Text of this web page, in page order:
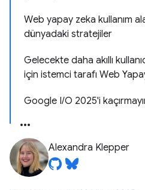
Web yapay zeka kullanım
dünyadaki stratejiler
Gelecekte daha akıllı
için istemci tarafı Web
Google I/O 2025'i
Alexandra Klepper